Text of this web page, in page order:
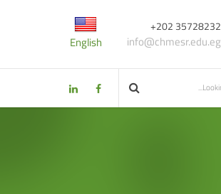
35728232 202+
info@chmesr.edu.eg
English